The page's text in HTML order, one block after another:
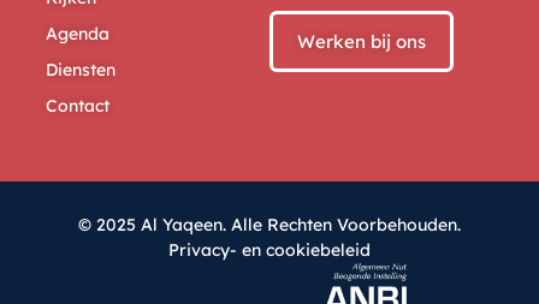
Agenda
Diensten
Contact
Werken bij ons
© 2025 Al Yaqeen. Alle Rechten Voorbehouden.
Privacy- en cookiebeleid